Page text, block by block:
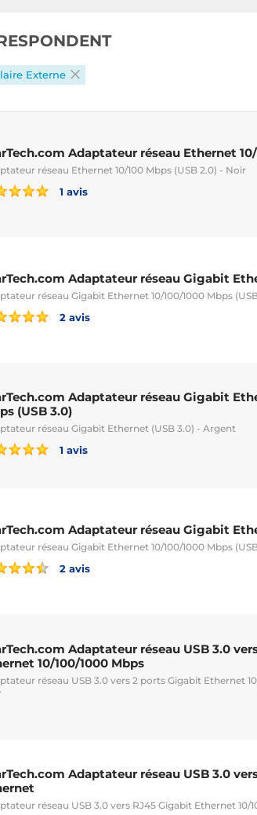
Externe
Adaptateur réseau Ethernet 10/
réseau Ethernet 10/100 Mbps (USB 2.0) - Noir
1 avis
Adaptateur réseau Gigabit
réseau Gigabit Ethernet 10/100/1000 Mbps
2 avis
Adaptateur réseau Gigabit
(USB 3.0)
réseau Gigabit Ethernet (USB 3.0) - Argent
1 avis
Adaptateur réseau Gigabit
réseau Gigabit Ethernet 10/100/1000 Mbps
2 avis
Adaptateur réseau USB 3.0
10/100/1000 Mbps
réseau USB 3.0 vers 2 ports Gigabit Ethernet
Adaptateur réseau USB 3.0
réseau USB 3.0 vers RJ45 Gigabit Ethernet 10/